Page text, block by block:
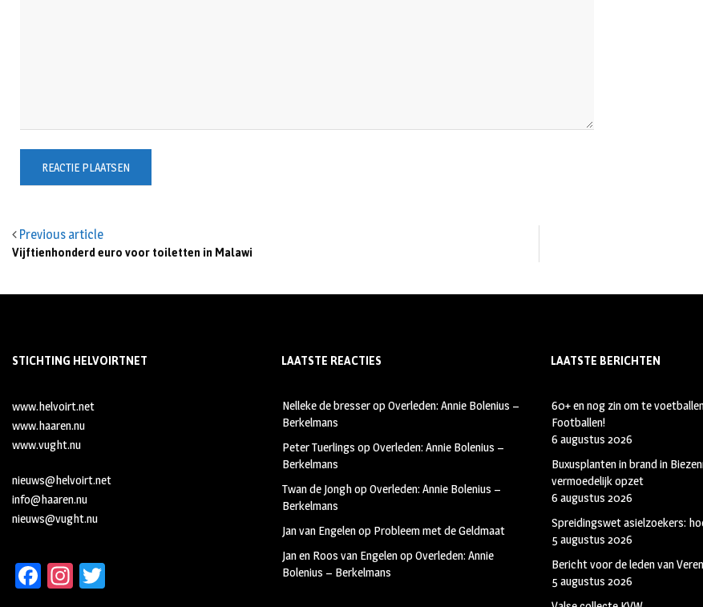
Previous article
Vijftienhonderd euro voor toiletten in Malawi
STICHTING HELVOIRTNET
www.helvoirt.net
www.haaren.nu
www.vught.nu
nieuws@helvoirt.net
info@haaren.nu
nieuws@vught.nu
Fa In
LAATSTE REACTIES
Nelleke de bresseropOverleden: Annie Bolenius –
Berkelmans
Peter Tuerlings opOverleden: Annie Bolenius –
Berkelmans
Twan de JonghopOverleden: Annie Bolenius –
Berkelmans
Jan van Engelenop Probleem met de Geldmaat
Jan en Roos van EngelenopOverleden: Annie
Bolenius – Berkelmans
LAATSTE BERICHTEN
60+ en nog zin om te
Footballen!
6 augustus 2026
Buxusplanten in brand in
vermoedelijk opzet
6 augustus 2026
Spreidingswet asielzoekers:
5 augustus 2026
Bericht voor de leden van
5 augustus 2026